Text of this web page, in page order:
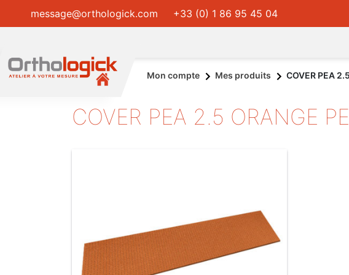
message@orthologick.com +33 (0) 1 86 95 45 04
Mon compte Mes produits COVER PEA
COVER PEA 2.5 ORANGE